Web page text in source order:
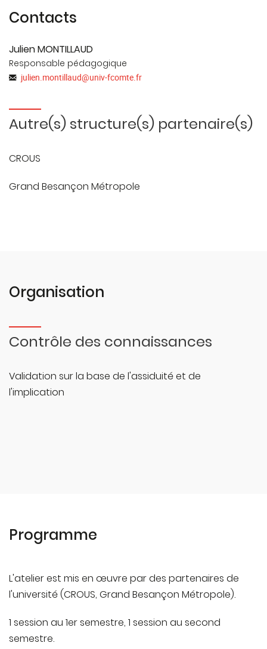
Contacts
Julien MONTILLAUD
Responsable pédagogique
julien.montillaud@univ-fcomte.fr
Autre(s) structure(s) partenaire(s)
CROUS
Grand Besançon Métropole
Organisation
Contrôle des connaissances
Validation sur la base de l'assiduité et de
l'implication
Programme
L'atelier est mis en œuvre par des partenaires de
l'université (CROUS, Grand Besançon Métropole).
1 session au 1er semestre, 1 session au second
semestre.